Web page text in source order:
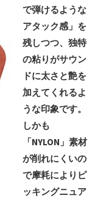
で弾けるような
アタック感」を
残しつつ、独特
の粘りがサウン
ドに太さと艶を
加えてくれるよ
うな印象です。
しかも
「NYLON」素材
が削れにくいの
で摩耗によりピ
ッキングニュア